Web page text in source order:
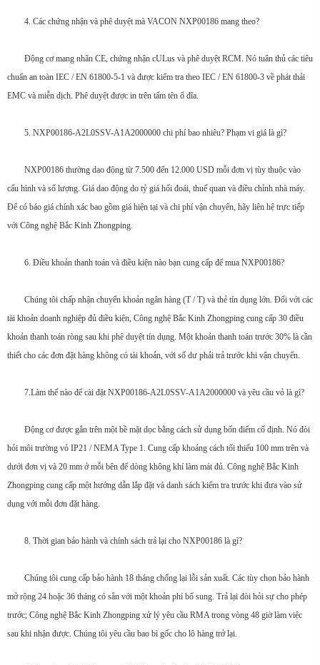
4. Các chứng nhận và phê duyệt mà VACON NXP00186 mang theo?
Động cơ mang nhãn CE, chứng nhận cULus và phê duyệt RCM. Nó tuân thủ các tiêu
chuẩn an toàn IEC / EN 61800-5-1 và được kiểm tra theo IEC / EN 61800-3 về phát thải
EMC và miễn dịch. Phê duyệt được in trên tấm tên ổ đĩa.
5. NXP00186-A2L0SSV-A1A2000000 chi phí bao nhiêu? Phạm vi giá là gì?
NXP00186 thường dao động từ 7.500 đến 12.000 USD mỗi đơn vị tùy thuộc vào
cấu hình và số lượng. Giá dao động do tỷ giá hối đoái, thuế quan và điều chỉnh nhà máy.
Để có báo giá chính xác bao gồm giá hiện tại và chi phí vận chuyển, hãy liên hệ trực tiếp
với Công nghệ Bắc Kinh Zhongping.
6. Điều khoản thanh toán và điều kiện nào bạn cung cấp để mua NXP00186?
Chúng tôi chấp nhận chuyển khoản ngân hàng (T / T) và thẻ tín dụng lớn. Đối với các
tài khoản doanh nghiệp đủ điều kiện, Công nghệ Bắc Kinh Zhongping cung cấp 30 điều
khoản thanh toán ròng sau khi phê duyệt tín dụng. Một khoản thanh toán trước 30% là cần
thiết cho các đơn đặt hàng không có tài khoản, với số dư phải trả trước khi vận chuyển.
7.Làm thế nào để cài đặt NXP00186-A2L0SSV-A1A2000000 và yêu cầu vỏ là gì?
Động cơ được gắn trên một bề mặt dọc bằng cách sử dụng bốn điểm cố định. Nó đòi
hỏi môi trường vỏ IP21 / NEMA Type 1. Cung cấp khoảng cách tối thiểu 100 mm trên và
dưới đơn vị và 20 mm ở mỗi bên để dòng không khí làm mát đủ. Công nghệ Bắc Kinh
Zhongping cung cấp một hướng dẫn lắp đặt và danh sách kiểm tra trước khi đưa vào sử
dụng với mỗi đơn đặt hàng.
8. Thời gian bảo hành và chính sách trả lại cho NXP00186 là gì?
Chúng tôi cung cấp bảo hành 18 tháng chống lại lỗi sản xuất. Các tùy chọn bảo hành
mở rộng 24 hoặc 36 tháng có sẵn với một khoản phí bổ sung. Trả lại đòi hỏi sự cho phép
trước; Công nghệ Bắc Kinh Zhongping xử lý yêu cầu RMA trong vòng 48 giờ làm việc
sau khi nhận được. Chúng tôi yêu cầu bao bì gốc cho lô hàng trở lại.